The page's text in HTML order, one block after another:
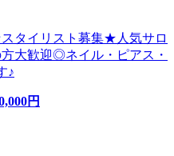
タイリスト募集★人気サロ
大歓迎◎ネイル・ピアス・
♪
円